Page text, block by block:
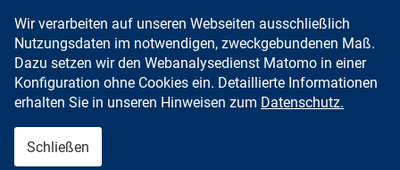
Zum Inhalt springen
Wir verarbeiten auf unseren Webseiten ausschließlich
Nutzungsdaten im notwendigen, zweckgebundenen Maß.
Dazu setzen wir den Webanalysedienst Matomo in einer
Konfiguration ohne Cookies ein. Detaillierte Informationen
erhalten Sie in unseren Hinweisen zum Datenschutz.
Schließen